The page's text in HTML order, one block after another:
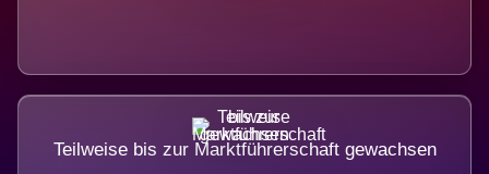
Teilweise bis zur Marktführerschaft gewachsen